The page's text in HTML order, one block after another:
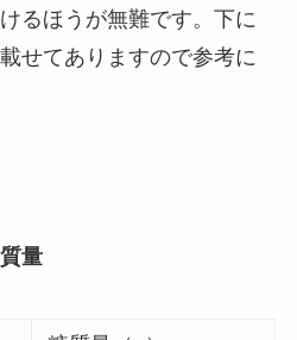
るほうが無難です。下に
せてありますので参考に
量